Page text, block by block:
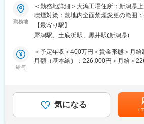
入社するまで工場勤務の経験をお持ち
として活躍されています。
■親会社：ネツレン（高周波熱錬株式会
☆IH技術を日本で初めて商業化した企業
クッキングヒーターなどで知られる「
（誘導加熱）の略で、電磁誘導を利用
自動車、建設機械、建材、自動車部品
おります。例えば、緊張材「PC鋼棒」
ル製品は、コンクリート材料に熱処理
■業務詳細：
・食品添加物、糊剤、コーティング剤
・原料の仕込み作業及び準備作業
・充填作業及び準備作業、洗浄作業
・製品のパレット積み、移動作業
※重量物20ｋｇ程度の取扱があります
■就業時間：
・1直：8時20分～16時40分（休憩：
勤務地
＜勤務地詳細＞大潟工場住所：新潟県
喫煙対策：敷地内全面禁煙変更の範囲
【最寄り駅】
犀潟駅、土底浜駅、黒井駅(新潟県)
給与
＜予定年収＞400万円＜賃金形態＞月給
月額（基本給）：226,000円＜月給＞
り、選考を通じて上下する可能性があ
当を含めた表記です。
気になる
（